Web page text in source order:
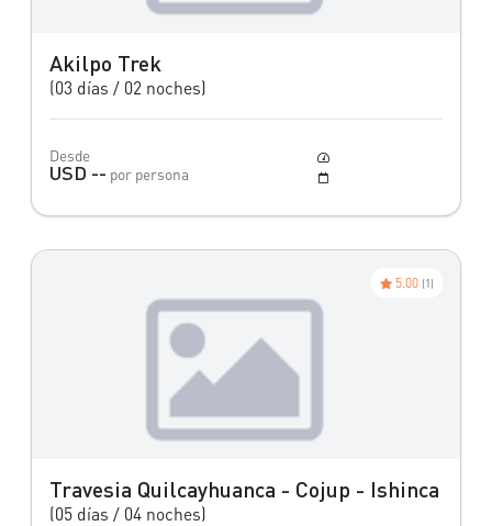
Akilpo Trek
(03 días / 02 noches)
Desde
USD -- por persona
Travesia Quilcayhuanca - Cojup - Ishinca
(05 días / 04 noches)
5.00 (1)